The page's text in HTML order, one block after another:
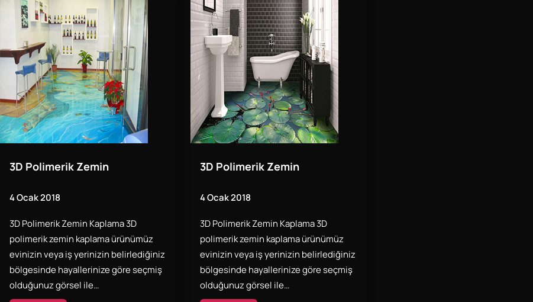
3D Polimerik Zemin
4 Ocak 2018
3D Polimerik Zemin Kaplama 3D
polimerik zemin kaplama ürünümüz
evinizin veya iş yerinizin belirlediğiniz
bölgesinde hayallerinize göre seçmiş
olduğunuz görsel ile…
3D Polimerik Zemin
4 Ocak 2018
3D Polimerik Zemin Kaplama 3D
polimerik zemin kaplama ürünümüz
evinizin veya iş yerinizin belirlediğiniz
bölgesinde hayallerinize göre seçmiş
olduğunuz görsel ile…